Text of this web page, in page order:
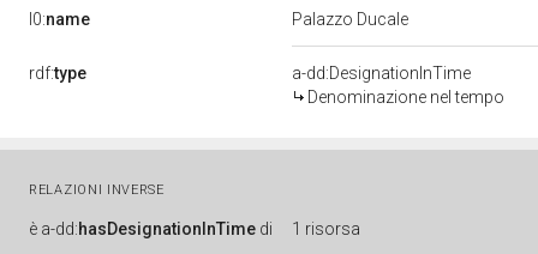
l0:name Palazzo Ducale
rdf:type
a-dd:DesignationInTime
Denominazione nel tempo
RELAZIONI INVERSE
è a-dd:hasDesignationInTime di 1 risorsa